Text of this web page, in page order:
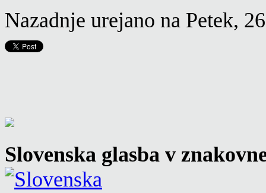
Nazadnje urejano na Petek,
Slovenska glasba v